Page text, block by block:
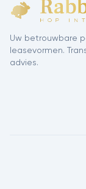
Uw betrouwbare
leasevormen.
advies.